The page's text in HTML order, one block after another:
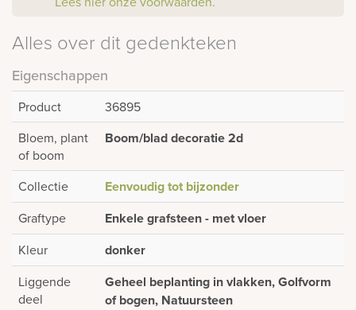
Alles over dit gedenkteken
Eigenschappen
Product
36895
Bloem, plant
of boom
Boom/blad decoratie 2d
Collectie Eenvoudig tot bijzonder
Graftype Enkele grafsteen - met vloer
Kleur donker
Liggende
deel
Geheel beplanting in vlakken, Golfvorm
of bogen, Natuursteen